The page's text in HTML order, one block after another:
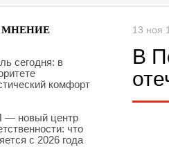
МНЕНИЕ
сегодня: в
комфорт
— новый центр
что
с 2026 года
13 ноя
В